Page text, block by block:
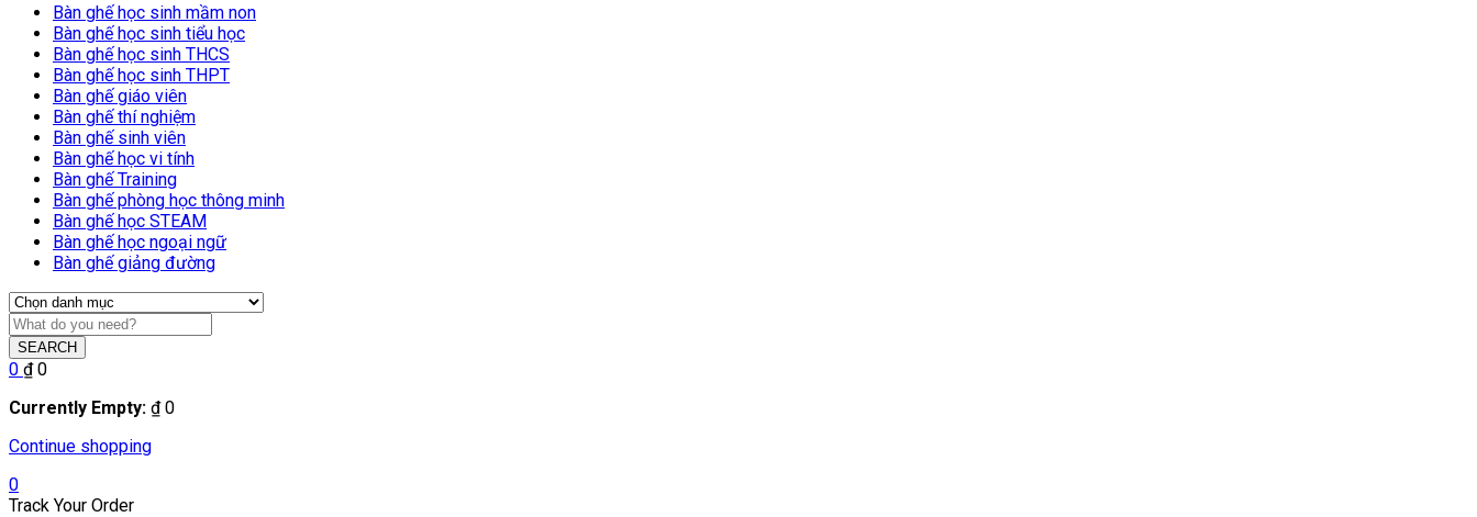
Bàn ghế học sinh mầm non
Bàn ghế học sinh tiểu học
Bàn ghế học sinh THCS
Bàn ghế học sinh THPT
Bàn ghế giáo viên
Bàn ghế thí nghiệm
Bàn ghế sinh viên
Bàn ghế học vi tính
Bàn ghế Training
Bàn ghế phòng học thông minh
Bàn ghế học STEAM
Bàn ghế học ngoại ngữ
Bàn ghế giảng đường
SEARCH
0 ₫0
Currently Empty: ₫0
Continue shopping
0
Track Your Order